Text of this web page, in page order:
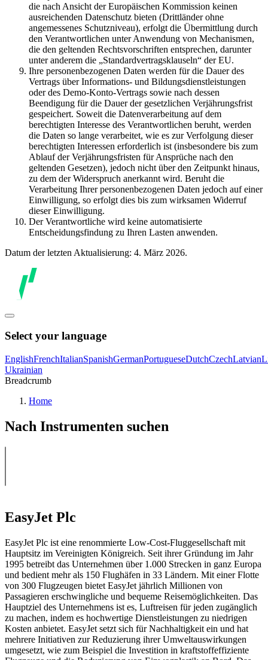
die nach Ansicht der Europäischen Kommission keinen
ausreichenden Datenschutz bieten (Drittländer ohne
angemessenes Schutzniveau), erfolgt die Übermittlung durch
den Verantwortlichen unter Anwendung von Mechanismen,
die den geltenden Rechtsvorschriften entsprechen, darunter
unter anderem die „Standardvertragsklauseln“ der EU.
Ihre personenbezogenen Daten werden für die Dauer des
Vertrags über Informations- und Bildungsdienstleistungen
oder des Demo-Konto-Vertrags sowie nach dessen
Beendigung für die Dauer der gesetzlichen Verjährungsfrist
gespeichert. Soweit die Datenverarbeitung auf dem
berechtigten Interesse des Verantwortlichen beruht, werden
die Daten so lange verarbeitet, wie es zur Verfolgung dieser
berechtigten Interessen erforderlich ist (insbesondere bis zum
Ablauf der Verjährungsfristen für Ansprüche nach den
geltenden Gesetzen), jedoch nicht über den Zeitpunkt hinaus,
zu dem der Widerspruch anerkannt wird. Beruht die
Verarbeitung Ihrer personenbezogenen Daten jedoch auf einer
Einwilligung, so erfolgt dies bis zum wirksamen Widerruf
dieser Einwilligung.
Der Verantwortliche wird keine automatisierte
Entscheidungsfindung zu Ihren Lasten anwenden.
Datum der letzten Aktualisierung: 4. März 2026.
Select your language
EnglishFrenchItalianSpanishGermanPortugueseDutchCzechLatvian
Ukrainian
Breadcrumb
Home
Nach Instrumenten suchen
EasyJet Plc
EasyJet Plc ist eine renommierte Low-Cost-Fluggesellschaft mit
Hauptsitz im Vereinigten Königreich. Seit ihrer Gründung im Jahr
1995 betreibt das Unternehmen über 1.000 Strecken in ganz Europa
und bedient mehr als 150 Flughäfen in 33 Ländern. Mit einer Flotte
von 300 Flugzeugen bietet EasyJet jährlich Millionen von
Passagieren erschwingliche und bequeme Reisemöglichkeiten. Das
Hauptziel des Unternehmens ist es, Luftreisen für jeden zugänglich
zu machen, indem es hochwertige Dienstleistungen zu niedrigen
Kosten anbietet. EasyJet setzt sich für Nachhaltigkeit ein und hat
mehrere Initiativen zur Reduzierung ihrer Umweltauswirkungen
umgesetzt, wie zum Beispiel die Investition in kraftstoffeffiziente